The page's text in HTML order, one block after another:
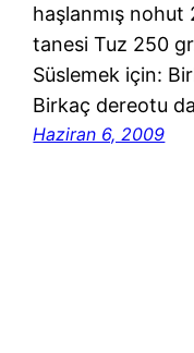
haşlanmış nohut
tanesi Tuz 250
Süslemek için:
Birkaç dereotu
Haziran 6, 2009